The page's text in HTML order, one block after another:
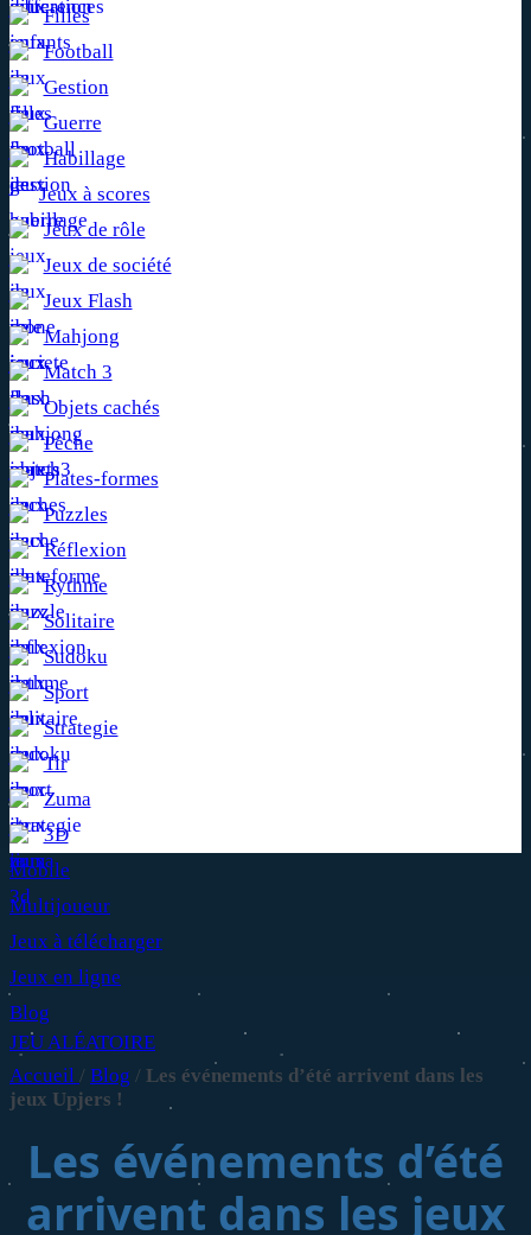
Filles
Football
Gestion
Guerre
Habillage
Jeux à scores
Jeux de rôle
Jeux de société
Jeux Flash
Mahjong
Match 3
Objets cachés
Pêche
Plates-formes
Puzzles
Réflexion
Rythme
Solitaire
Sudoku
Sport
Strategie
Tir
Zuma
3D
Mobile
Multijoueur
Jeux à télécharger
Jeux en ligne
Blog
JEU ALÉATOIRE
Accueil / Blog / Les événements d’été arrivent dans les
jeux Upjers !
Les événements d’été
arrivent dans les jeux